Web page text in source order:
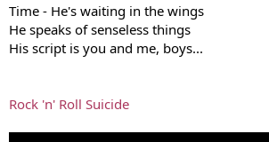
Time - He's waiting in the wings
He speaks of senseless things
His script is you and me, boys...
Rock 'n' Roll Suicide